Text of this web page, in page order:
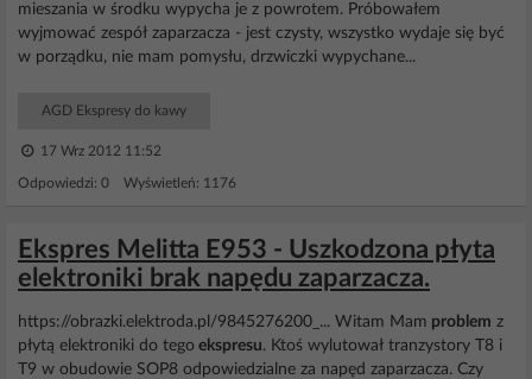
mieszania w środku wypycha je z powrotem. Próbowałem
wyjmować zespół zaparzacza - jest czysty, wszystko wydaje się być
w porządku, nie mam pomysłu, drzwiczki wypychane...
AGD Ekspresy do kawy
17 Wrz 2012 11:52
Odpowiedzi: 0 Wyświetleń: 1176
Ekspres Melitta E953 - Uszkodzona płyta
elektroniki brak napędu zaparzacza.
https://obrazki.elektroda.pl/9845276200_... Witam Mam problem z
płytą elektroniki do tego ekspresu. Ktoś wylutował tranzystory T8 i
T9 w obudowie SOP8 odpowiedzialne za napęd zaparzacza. Czy